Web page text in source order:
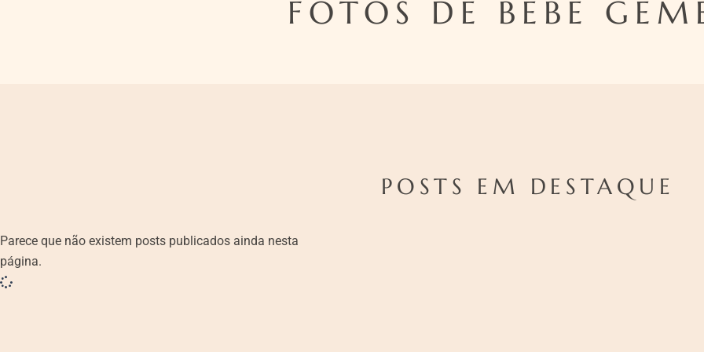
FOTOS DE BEBE
POSTS EM DESTAQUE
Parece que não existem posts publicados ainda nesta
página.